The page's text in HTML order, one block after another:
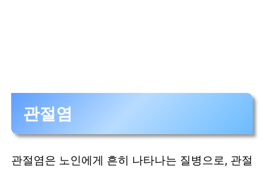
관절염
관절염은 노인에게 흔히 나타나는 질병으로, 관절